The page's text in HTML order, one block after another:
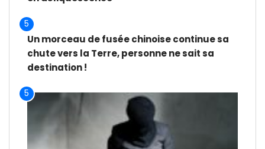
5
Un morceau de fusée chinoise continue sa
chute vers la Terre, personne ne sait sa
destination !
5